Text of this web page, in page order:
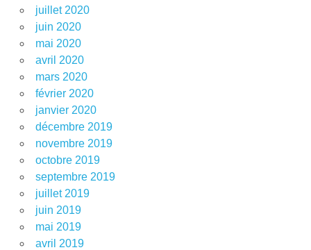
juillet 2020
juin 2020
mai 2020
avril 2020
mars 2020
février 2020
janvier 2020
décembre 2019
novembre 2019
octobre 2019
septembre 2019
juillet 2019
juin 2019
mai 2019
avril 2019